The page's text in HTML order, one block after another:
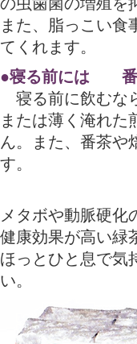
また、脂っこい食
てくれます。
●寝る前には 番
寝る前に飲むな
または薄く淹れた
ん。また、番茶や
す。
メタボや動脈硬化
健康効果が高い緑
ほっとひと息で気
い。